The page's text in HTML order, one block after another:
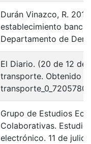
Durán Vinazco, R.
establecimiento
Departamento de
El Diario. (20 de 12
transporte. Obtenido
Grupo de Estudios
Colaborativas.
electrónico. 11 de julio